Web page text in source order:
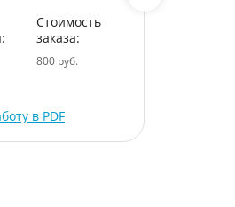
Стоимость
заказа:
800 руб.
в PDF